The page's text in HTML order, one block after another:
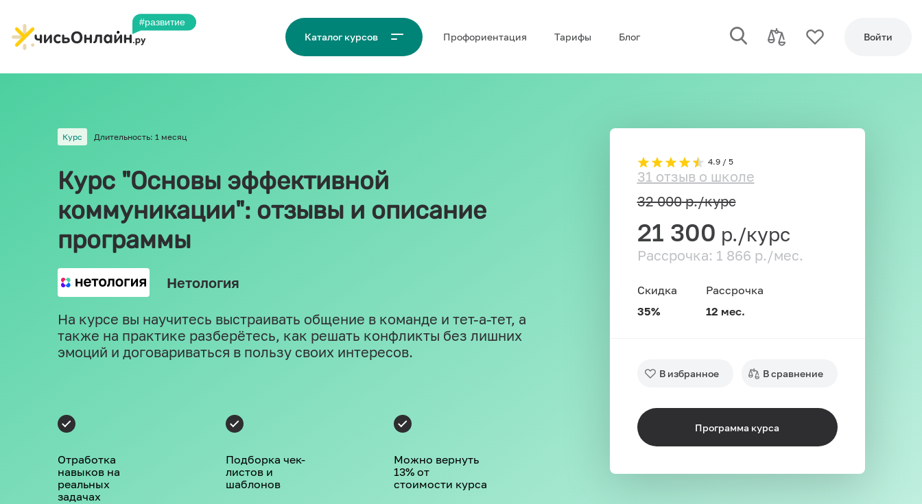
Каталог курсов Проф‌ориентация Тарифы Блог Войти
Курс Длительность: 1 месяц
Курс "Основы эффективной
коммуникации": отзывы и описание
программы
Нетология
На курсе вы научитесь выстраивать общение в команде и тет-а-тет, а
также на практике разберётесь, как решать конфликты без лишних
эмоций и договариваться в пользу своих интересов.
Отработка
навыков на
реальных
задачах
Подборка чек-
листов и
шаблонов
Можно вернуть
13% от
стоимости курса
4.9 / 5
31 отзыв о школе
32 000р./курс
21 300 р./курс
Рассрочка: 1 866 р./мес.
Скидка
35%
Рассрочка
12 мес.
В избранное В сравнение
Программа курса